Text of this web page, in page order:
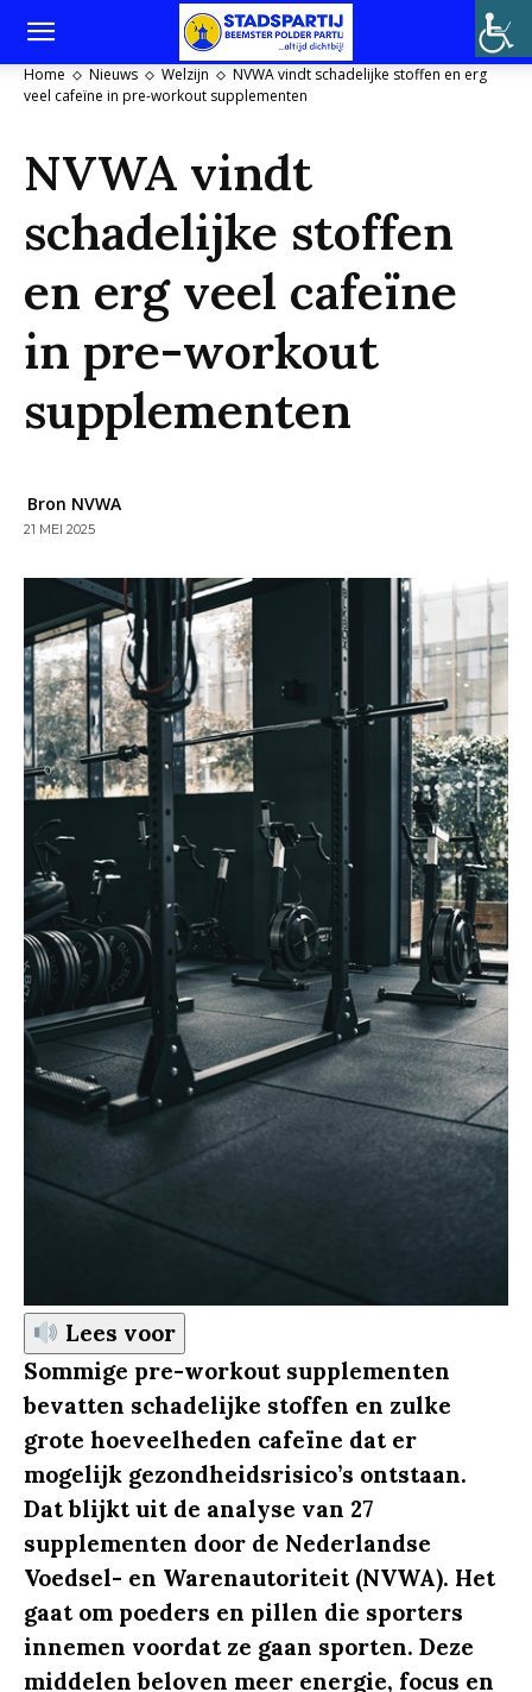
Home Nieuws Welzijn
NVWA vindt schadelijke stoffen en erg
veel cafeïne in pre-workout supplementen
NVWA vindt
schadelijke stoffen
en erg veel cafeïne
in pre-workout
supplementen
Bron NVWA
21 MEI 2025
Lees voor
Sommige pre-workout supplementen
bevatten schadelijke stoffen en zulke
grote hoeveelheden cafeïne dat er
mogelijk gezondheidsrisico’s ontstaan.
Dat blijkt uit de analyse van 27
supplementen door de Nederlandse
Voedsel- en Warenautoriteit (NVWA). Het
gaat om poeders en pillen die sporters
innemen voordat ze gaan sporten. Deze
middelen beloven meer energie, focus en